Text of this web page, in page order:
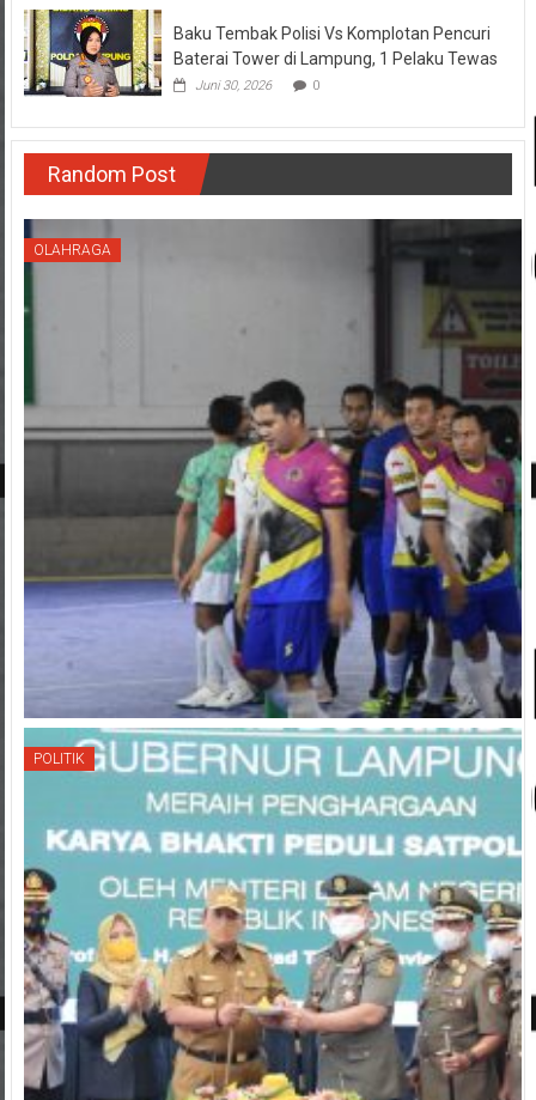
Baku Tembak Polisi Vs Komplotan Pencuri
Baterai Tower di Lampung, 1 Pelaku Tewas
Juni 30, 2026 0
Random Post
OLAHRAGA
POLITIK